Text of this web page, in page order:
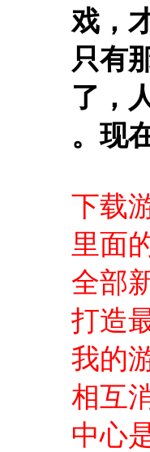
戏，
只有
了，
。现
下载
里面
全部
打造
我的
相互
中心